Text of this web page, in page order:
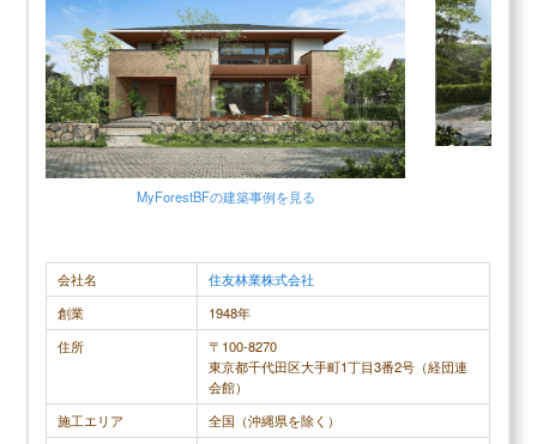
40代男性
建物のハード自体はしっかりしていると思います。
安心して住める建物です。会社自体しっかりしてい
るのでしょう。 ただ、セールスや設計については担
当によって実力にばらつきがあるように思います。
年功序列の大企業なので、現場にいる人は若くて経
外構の提案力がない担当にあたり、妻が泣いてま
す。。 アフターフォローは弱いです。ルールに決め
られたことをやるだけです。 値段はなんでも高いで
す。高い理由は国内生産、固定費が高いのでしょ
う。プライドも高いです。
一般ハウス
我が家は軽
性、耐震性
部品で、壊
閉まらなく
なる。また
で引き戸を
MyForestBFの建築事例を見る
会社名
住友林業株式会社
創業
1948年
住所
〒100-8270
東京都千代田区大手町1丁目3番2号（経団連
会館）
施工エリア
全国（沖縄県を除く）